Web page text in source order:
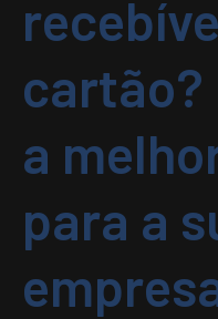
cartão?
a
para a